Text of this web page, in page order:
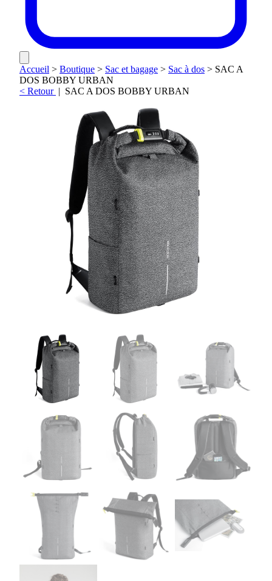
Accueil > Boutique > Sac et bagage > Sac à dos > SAC A
DOS BOBBY URBAN
< Retour | SAC A DOS BOBBY URBAN